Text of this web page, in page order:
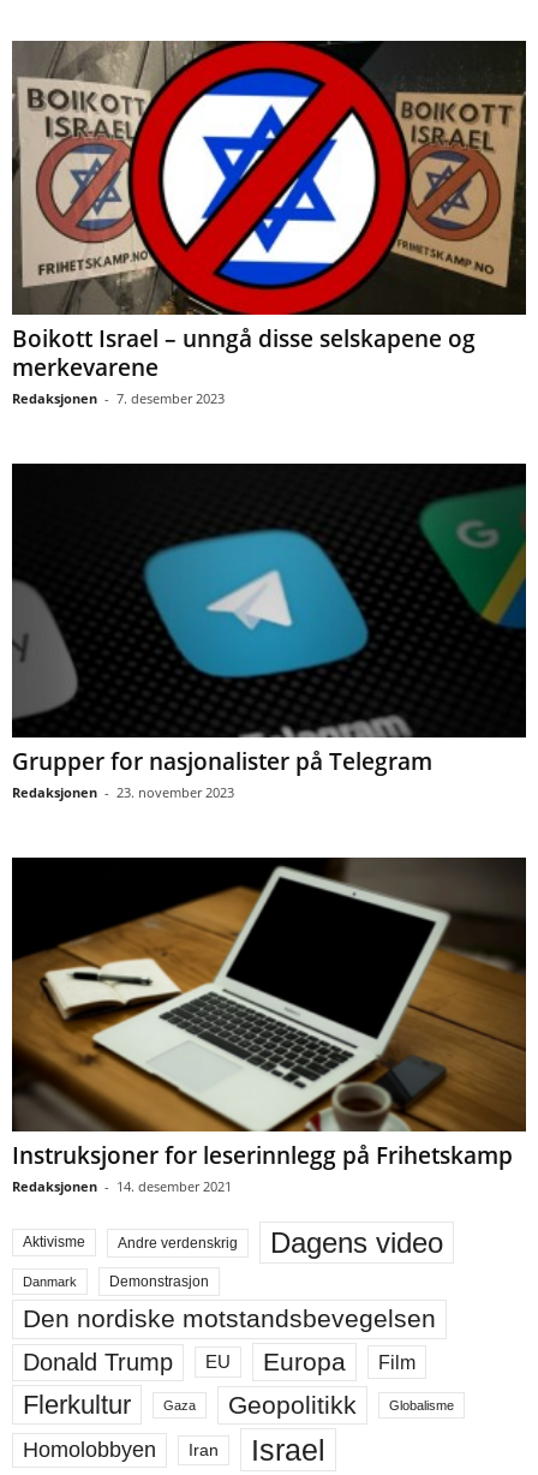
Boikott Israel – unngå disse selskapene og
merkevarene
Redaksjonen - 7. desember 2023
Grupper for nasjonalister på Telegram
Redaksjonen - 23. november 2023
Instruksjoner for leserinnlegg på Frihetskamp
Redaksjonen - 14. desember 2021
Aktivisme Andre verdenskrig Dagens video
Danmark Demonstrasjon
Den nordiske motstandsbevegelsen
Donald Trump EU Europa Film
Flerkultur Gaza Geopolitikk Globalisme
Homolobbyen Iran Israel